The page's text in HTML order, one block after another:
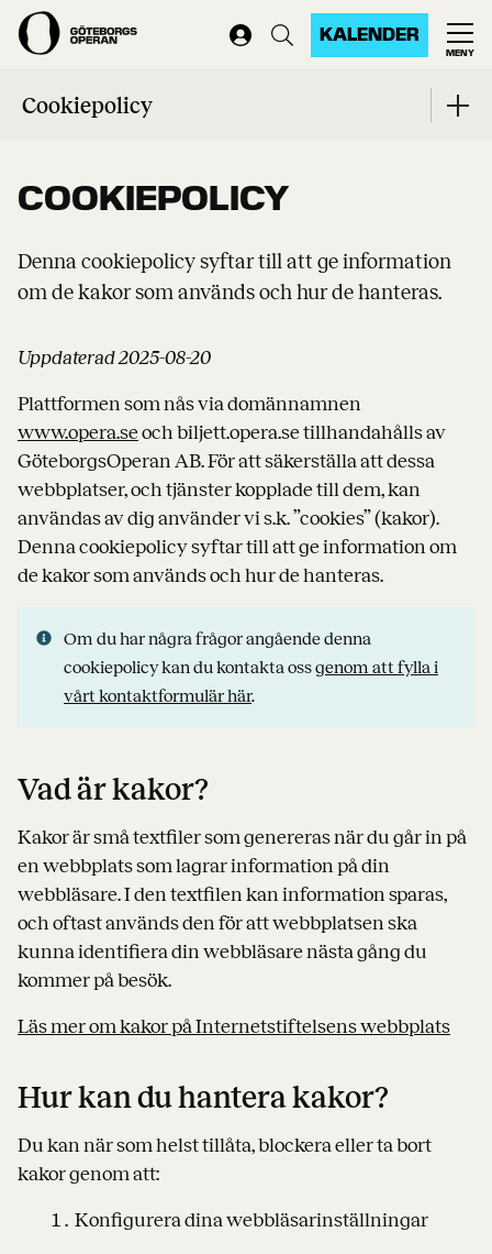
KALENDER
MENY
Start Cookiepolicy
COOKIEPOLICY
Denna cookiepolicy syftar till att ge information
om de kakor som används och hur de hanteras.
Cookiepolicy
Uppdaterad 2025-08-20
Plattformen som nås via domännamnen
www.opera.seoch biljett.opera.se tillhandahålls av
GöteborgsOperan AB. För att säkerställa att dessa
webbplatser, och tjänster kopplade till dem, kan
användas av dig använder vi s.k. ”cookies” (kakor).
Denna cookiepolicy syftar till att ge information om
de kakor som används och hur de hanteras.
Om du har några frågor angående denna
cookiepolicy kan du kontakta ossgenom att fylla i
vårt kontaktformulär här.
Vad är kakor?
Kakor är små textfiler som genereras när du går in på
en webbplats som lagrar information på din
webbläsare. I den textfilen kan information sparas,
och oftast används den för att webbplatsen ska
kunna identifiera din webbläsare nästa gång du
kommer på besök.
Läs mer om kakor på Internetstiftelsens webbplats
Hur kan du hantera kakor?
Du kan när som helst tillåta, blockera eller ta bort
kakor genom att:
Konfigurera dina webbläsarinställningar